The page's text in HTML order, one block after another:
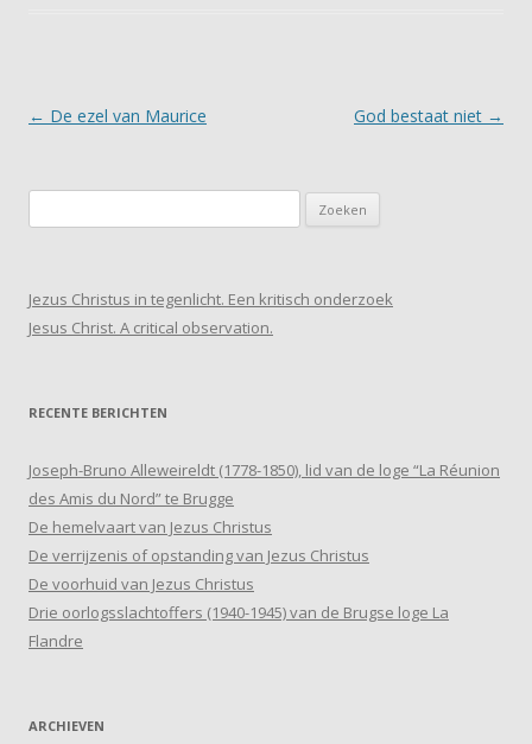
Post navigation
← De ezel van Maurice God bestaat niet →
naar:
Jezus Christus in tegenlicht. Een kritisch onderzoek
Jesus Christ. A critical observation.
RECENTE BERICHTEN
Joseph-Bruno Alleweireldt (1778-1850), lid van de loge “La Réunion
des Amis du Nord” te Brugge
De hemelvaart van Jezus Christus
De verrijzenis of opstanding van Jezus Christus
De voorhuid van Jezus Christus
Drie oorlogsslachtoffers (1940-1945) van de Brugse loge La
Flandre
ARCHIEVEN